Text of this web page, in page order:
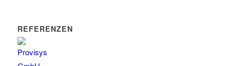
REFERENZEN